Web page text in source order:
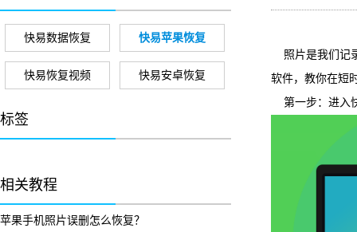
快易数据恢复 快易苹果恢复
快易恢复视频 快易安卓恢复
标签
相关教程
苹果手机照片误删怎么恢复？
照片是我们记
软件，教你在短
第一步：进入